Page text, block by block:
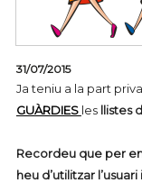
31/07/2015
Ja teniu a la part
GUÀRDIES lesllistes
Recordeu que per
heu d’utilitzar